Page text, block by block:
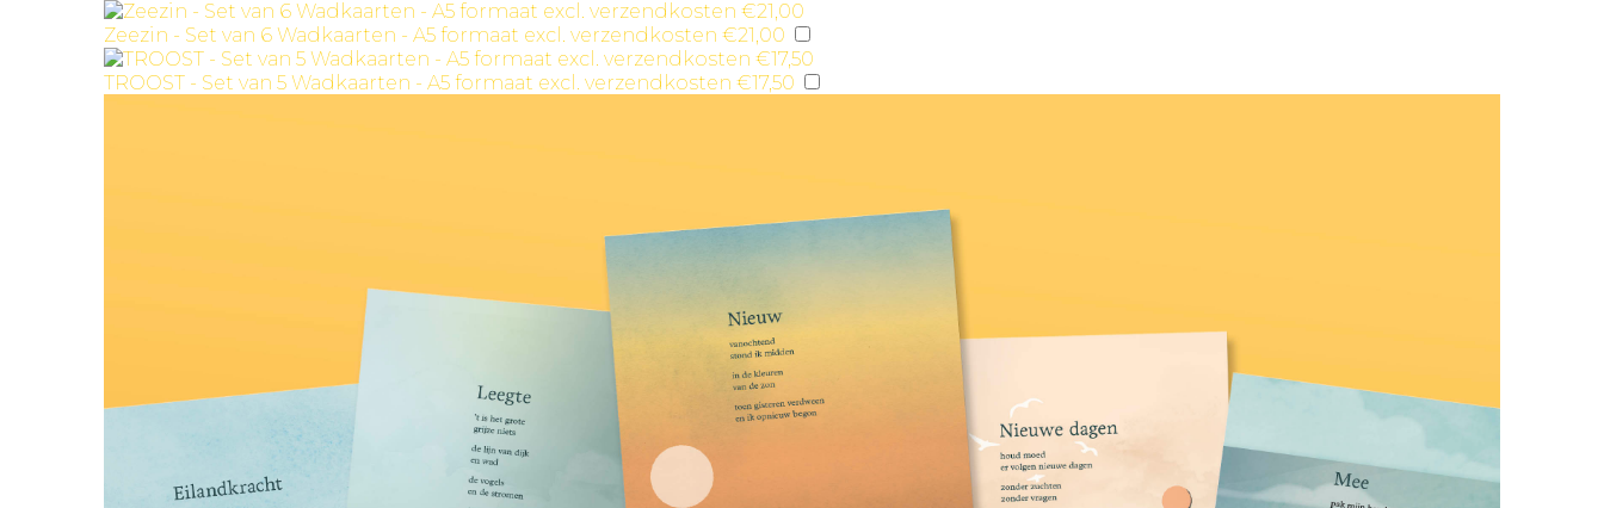
Zeezin - Set van 6 Wadkaarten - A5 formaat excl. verzendkosten €21,00
TROOST - Set van 5 Wadkaarten - A5 formaat excl. verzendkosten €17,50